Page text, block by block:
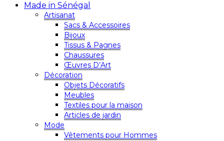
Made in Sénégal
Artisanat
Sacs & Accessoires
Bijoux
Tissus & Pagnes
Chaussures
Œuvres D’Art
Décoration
Objets Décoratifs
Meubles
Textiles pour la maison
Articles de jardin
Mode
Vêtements pour Hommes